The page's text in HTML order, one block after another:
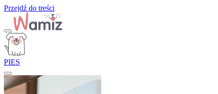
Przejdź do treści
PIES